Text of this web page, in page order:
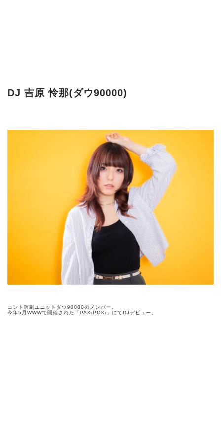
DJ 吉原 怜那(ダウ90000)
コント演劇ユニットダウ90000のメンバー。
今年5月WWWで開催された「PAKiPOKi」 にてDJデビュー。